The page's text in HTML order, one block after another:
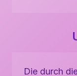
Die durch